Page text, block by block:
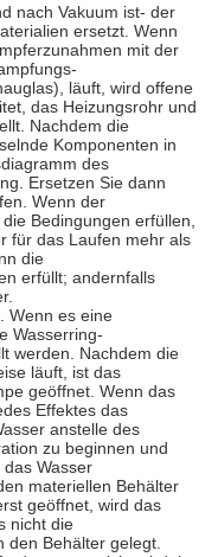
nach Vakuum ist- der
ersetzt. Wenn
mit der
läuft, wird offene
das Heizungsrohr und
Nachdem die
Komponenten in
des
Ersetzen Sie dann
Wenn der
Bedingungen erfüllen,
für das Laufen mehr als
die
erfüllt; andernfalls
Wenn es eine
Wasserring-
werden. Nachdem die
läuft, ist das
geöffnet. Wenn das
Effektes das
anstelle des
zu beginnen und
Wasser
materiellen Behälter
geöffnet, wird das
nicht die
den Behälter gelegt.